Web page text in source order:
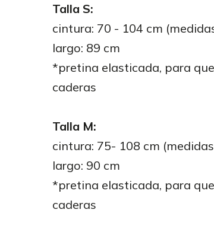
Talla S:
cintura: 70 - 104 cm
largo: 89 cm
*pretina elasticada, para
caderas
Talla M:
cintura: 75- 108 cm
largo: 90 cm
*pretina elasticada, para
caderas